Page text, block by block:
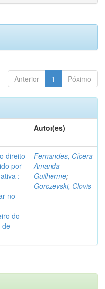
Anterior 1 Póximo
Autor(es)
direito
por
:
no
do
de
Fernandes, Cícera
Amanda
Guilherme;
Gorczevski, Clovis